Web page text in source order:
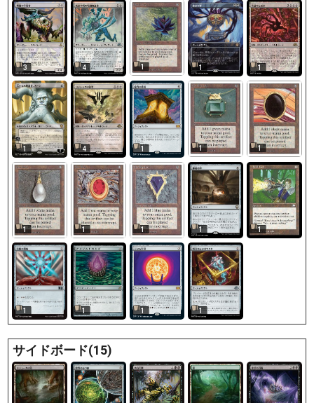
3 4 1 1 1
1 4 1 1 1
1 1 1 1 1
1 1 1 1
サイドボード(15)